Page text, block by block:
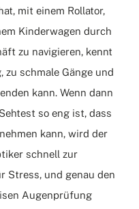
mit einem Rollator,
Kinderwagen durch
zu navigieren, kennt
zu schmale Gänge und
kann. Wenn dann
so eng ist, dass
kann, wird der
schnell zur
Stress, und genau den
Augenprüfung